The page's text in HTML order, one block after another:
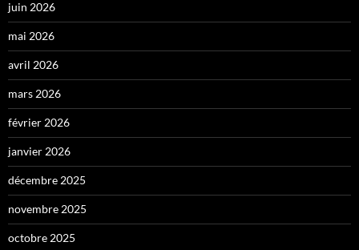
juin 2026
mai 2026
avril 2026
mars 2026
février 2026
janvier 2026
décembre 2025
novembre 2025
octobre 2025